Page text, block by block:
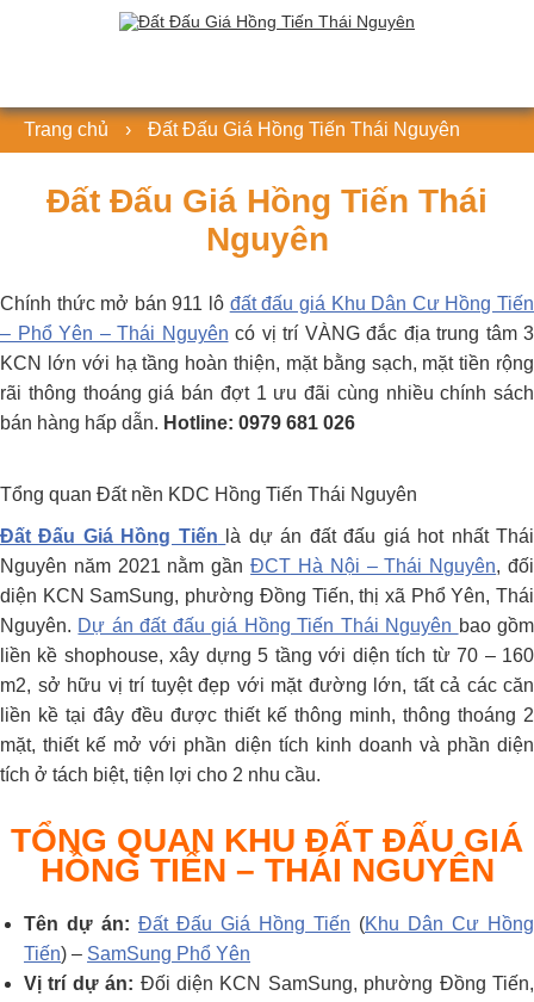
Trang chủ › Đất Đấu Giá Hồng Tiến Thái Nguyên
Đất Đấu Giá Hồng Tiến Thái
Nguyên
Chính thức mở bán 911 lô đất đấu giá Khu Dân Cư Hồng Tiến
– Phổ Yên – Thái Nguyên có vị trí VÀNG đắc địa trung tâm 3
KCN lớn với hạ tầng hoàn thiện, mặt bằng sạch, mặt tiền rộng
rãi thông thoáng giá bán đợt 1 ưu đãi cùng nhiều chính sách
bán hàng hấp dẫn. Hotline: 0979 681 026
Tổng quan Đất nền KDC Hồng Tiến Thái Nguyên
Đất Đấu Giá Hồng Tiến
là dự án đất đấu giá hot nhất Thái
Nguyên năm 2021 nằm gầnĐCT Hà Nội – Thái Nguyên, đối
diện KCN SamSung, phường Đồng Tiến, thị xã Phổ Yên, Thái
Nguyên. Dự án đất đấu giá Hồng Tiến Thái Nguyên bao gồm
liền kề shophouse, xây dựng 5 tầng với diện tích từ 70 – 160
m2, sở hữu vị trí tuyệt đẹp với mặt đường lớn, tất cả các căn
liền kề tại đây đều được thiết kế thông minh, thông thoáng 2
mặt, thiết kế mở với phần diện tích kinh doanh và phần diện
tích ở tách biệt, tiện lợi cho 2 nhu cầu.
TỔNG QUAN KHU ĐẤT ĐẤU GIÁ
HỒNG TIẾN – THÁI NGUYÊN
Tên dự án: Đất Đấu Giá Hồng Tiến (Khu Dân Cư Hồng
Tiến) – SamSung Phổ Yên
Vị trí dự án: Đối diện KCN SamSung, phường Đồng Tiến,